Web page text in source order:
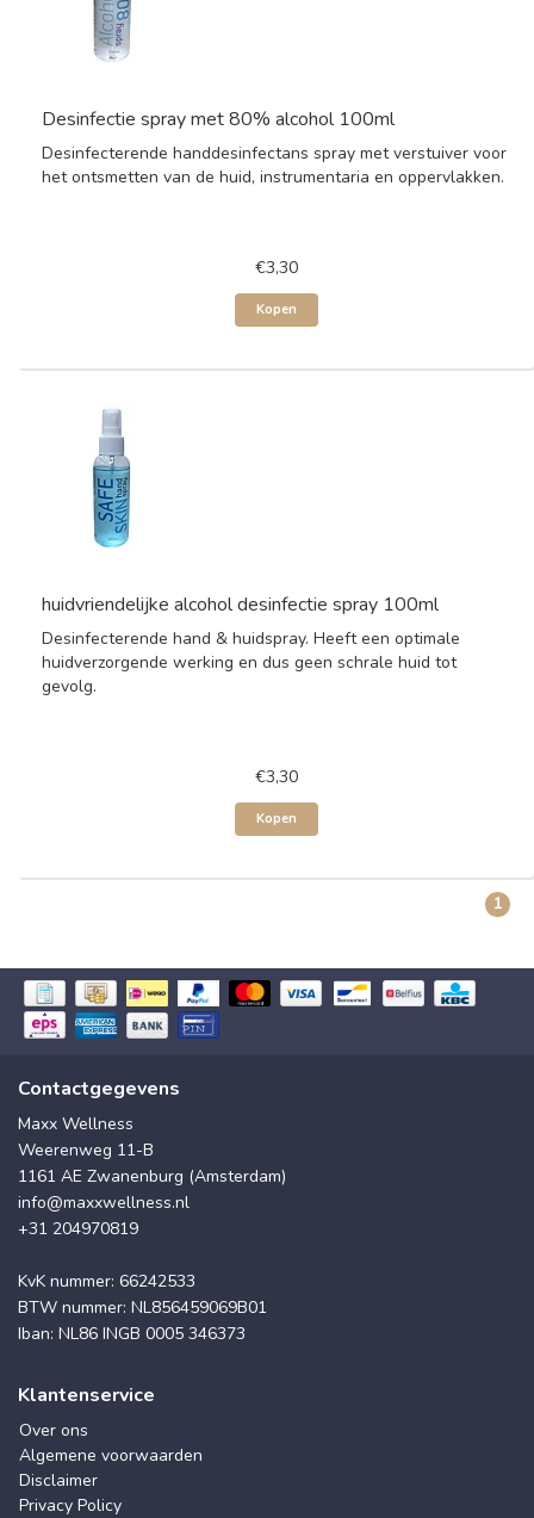
Desinfectie spray met 80% alcohol 100ml
Desinfecterende handdesinfectans spray met verstuiver voor
het ontsmetten van de huid, instrumentaria en oppervlakken.
€3,30
Kopen
huidvriendelijke alcohol desinfectie spray 100ml
Desinfecterende hand & huidspray. Heeft een optimale
huidverzorgende werking en dus geen schrale huid tot
gevolg.
€3,30
Kopen
1
Contactgegevens
Maxx Wellness
Weerenweg 11-B
1161 AE Zwanenburg (Amsterdam)
info@maxxwellness.nl
+31 204970819
KvK nummer: 66242533
BTW nummer: NL856459069B01
Iban: NL86 INGB 0005 346373
Klantenservice
Over ons
Algemene voorwaarden
Disclaimer
Privacy Policy